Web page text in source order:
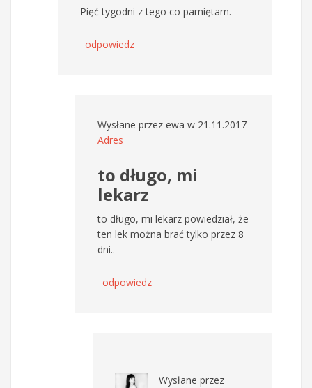
Pięć tygodni z tego co pamiętam.
odpowiedz
Wysłane przez ewa w 21.11.2017
Adres
to długo, mi
lekarz
to długo, mi lekarz powiedział, że
ten lek można brać tylko przez 8
dni..
odpowiedz
Wysłane przez